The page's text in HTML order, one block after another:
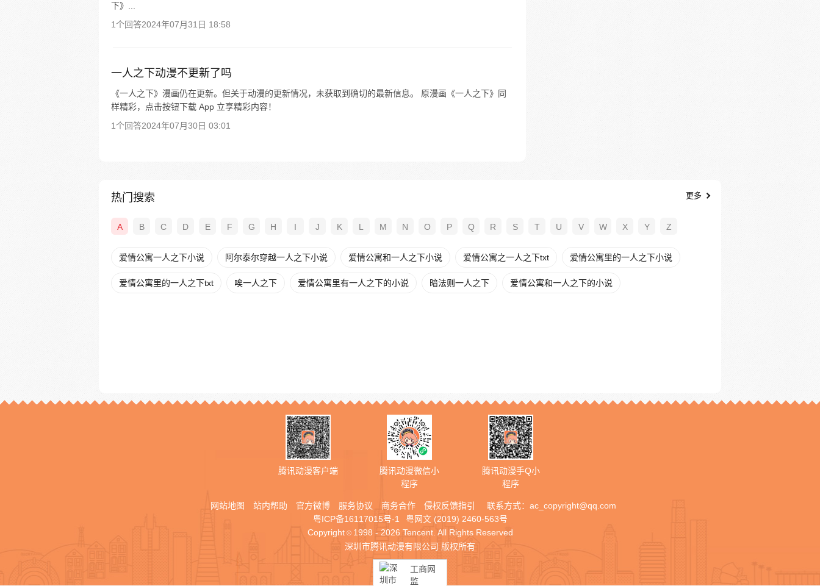
下》...
1个回答2024年07月31日 18:58
一人之下动漫不更新了吗
《一人之下》漫画仍在更新。但关于动漫的更新情况，未获取到确切的最新信息。 原漫画《一人之下》同
样精彩，点击按钮下载 App 立享精彩内容！
1个回答2024年07月30日 03:01
热门搜索 更多
A B C D E F G H I J K L M N O P Q R S T U V W X Y Z
爱情公寓一人之下小说 阿尔泰尔穿越一人之下小说 爱情公寓和一人之下小说 爱情公寓之一人之下txt 爱情公寓里的一人之下小说
爱情公寓里的一人之下txt 唉一人之下 爱情公寓里有一人之下的小说 暗法则一人之下 爱情公寓和一人之下的小说
腾讯动漫客户端
腾讯动漫微信小
程序
腾讯动漫手Q小
程序
网站地图 站内帮助 官方微博 服务协议 商务合作 侵权反馈指引 联系方式： ac_copyright@qq.com
粤ICP备16117015号-1
粤网文 (2019) 2460-563号
Copyright © 1998 - 2026 Tencent. All Rights Reserved
深圳市腾讯动漫有限公司 版权所有
工商网
监